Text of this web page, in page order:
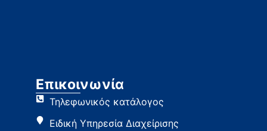
Επικοινωνία
Τηλεφωνικός κατάλογος
Ειδική Υπηρεσία Διαχείρισης